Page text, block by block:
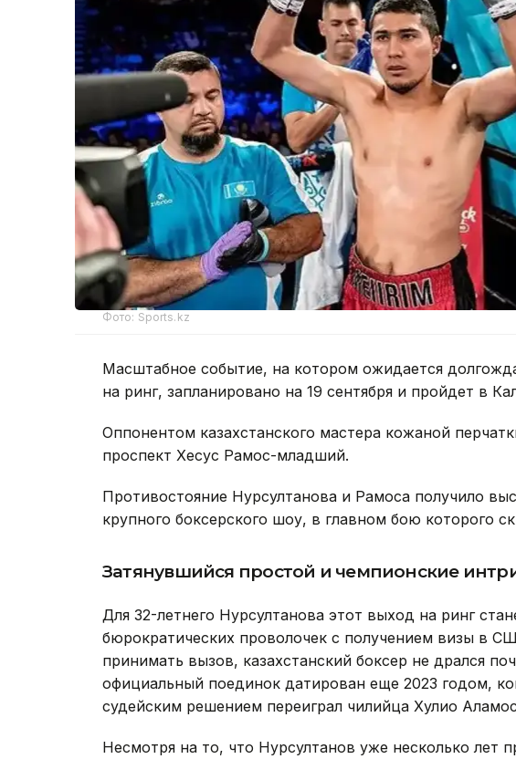
Фото: Sports.kz
Масштабное событие, на котором ожидается
на ринг, запланировано на 19 сентября и пройдет в
Оппонентом казахстанского мастера кожаной
проспект Хесус Рамос-младший.
Противостояние Нурсултанова и Рамоса получило
крупного боксерского шоу, в главном бою которого
Затянувшийся простой и чемпионские
Для 32-летнего Нурсултанова этот выход на ринг
бюрократических проволочек с получением визы в
принимать вызов, казахстанский боксер не дрался
официальный поединок датирован еще 2023 годом,
судейским решением переиграл чилийца Хулио
Несмотря на то, что Нурсултанов уже несколько лет